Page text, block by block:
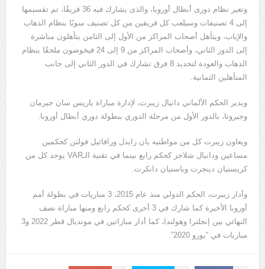
وتغير نظام دورى أبطال أوروبا، والذى يشارك فيه 36 فريقًا، تم تقسيمها
إلى 4 تصنيفات وسيلعب كل فريقين من كل تصنيف سويًا بنظام الذهاب
والإياب، ويتأهل أصحاب المراكز من الأول إلى الثامن يتأهلون مباشرة
إلى الدور الثاني، وأصحاب المراكز من 9 إلى 24 فيخوضون ملحقًا بنظام
الذهاب والعودة لتحديد 8 فرق تشارك في الدور الثاني إلى جانب
المتأهلين الثمانية.
ويدير الحكم الألماني دانيال زيبرت، لإدارة مباراة باريس سان جيرمان
وجيرونا، بالدور الأول من مرحلة الدوري ببطولة دوري أبطال أوروبا.
ويعاون زيبرت كل من مواطنيه يان زايدل ورافائيل فولتن كحكمين
مساعين ودانيال شلاجر كحكم رابع بينما في تقنية الـVAR يوجد كل من
كريستيان دينجرت وباستيان دانكرت.
وأدار زيبرت، الحكم الدولي منذ عام 2015، 3 مباريات في بطولة أمم
أوروبا الأخيرة كما شارك في 3 أخرى كحكم رابع ومنها مباراة نصف
النهائي بين إنجلترا وهولندا، كما أدار مباراتين في مونديال قطر 2022 و3
مباريات في “يورو 2020”.